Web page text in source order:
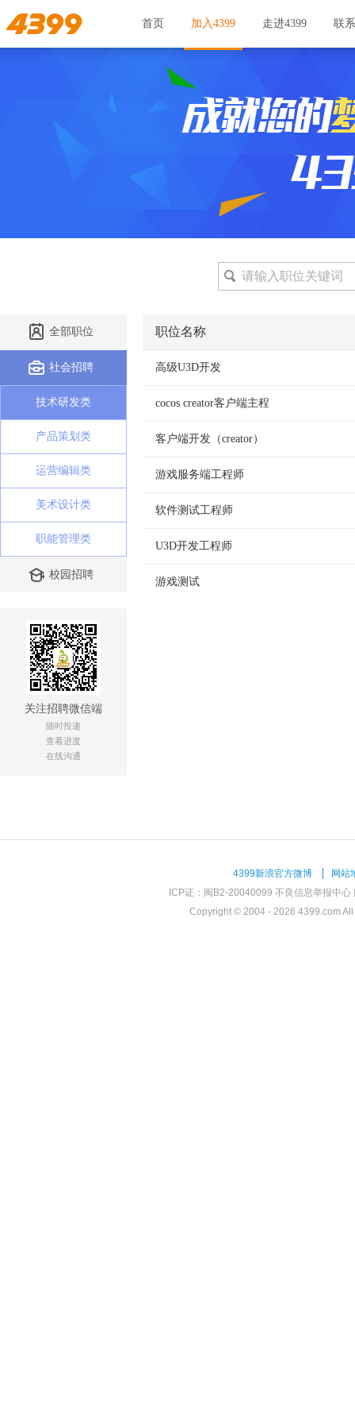
首页 加入4399 走进4399 联
职位名称
高级U3D开发
cocos creator客户端主程
客户端开发（creator）
游戏服务端工程师
软件测试工程师
U3D开发工程师
游戏测试
全部职位
社会招聘
技术研发类
产品策划类
运营编辑类
美术设计类
职能管理类
校园招聘
关注招聘微信端
随时投递
查看进度
在线沟通
4399新浪官方微博
网站
ICP证：闽B2-20040099 不良信息举报中心
Copyright © 2004 - 2026 4399.com